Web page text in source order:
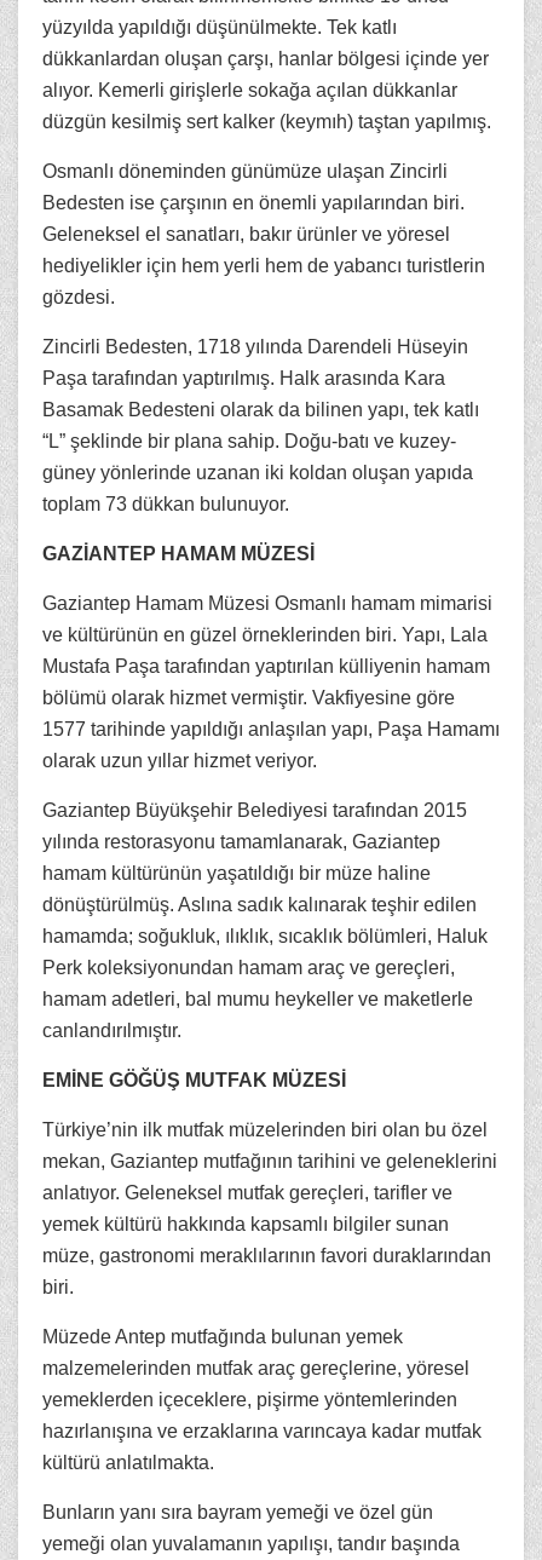
yüzyılda yapıldığı düşünülmekte. Tek katlı
dükkanlardan oluşan çarşı, hanlar bölgesi içinde yer
alıyor. Kemerli girişlerle sokağa açılan dükkanlar
düzgün kesilmiş sert kalker (keymıh) taştan yapılmış.
Osmanlı döneminden günümüze ulaşan Zincirli
Bedesten ise çarşının en önemli yapılarından biri.
Geleneksel el sanatları, bakır ürünler ve yöresel
hediyelikler için hem yerli hem de yabancı turistlerin
gözdesi.
Zincirli Bedesten, 1718 yılında Darendeli Hüseyin
Paşa tarafından yaptırılmış. Halk arasında Kara
Basamak Bedesteni olarak da bilinen yapı, tek katlı
“L” şeklinde bir plana sahip. Doğu-batı ve kuzey-
güney yönlerinde uzanan iki koldan oluşan yapıda
toplam 73 dükkan bulunuyor.
GAZİANTEP HAMAM MÜZESİ
Gaziantep Hamam Müzesi Osmanlı hamam mimarisi
ve kültürünün en güzel örneklerinden biri. Yapı, Lala
Mustafa Paşa tarafından yaptırılan külliyenin hamam
bölümü olarak hizmet vermiştir. Vakfiyesine göre
1577 tarihinde yapıldığı anlaşılan yapı, Paşa Hamamı
olarak uzun yıllar hizmet veriyor.
Gaziantep Büyükşehir Belediyesi tarafından 2015
yılında restorasyonu tamamlanarak, Gaziantep
hamam kültürünün yaşatıldığı bir müze haline
dönüştürülmüş. Aslına sadık kalınarak teşhir edilen
hamamda; soğukluk, ılıklık, sıcaklık bölümleri, Haluk
Perk koleksiyonundan hamam araç ve gereçleri,
hamam adetleri, bal mumu heykeller ve maketlerle
canlandırılmıştır.
EMİNE GÖĞÜŞ MUTFAK MÜZESİ
Türkiye’nin ilk mutfak müzelerinden biri olan bu özel
mekan, Gaziantep mutfağının tarihini ve geleneklerini
anlatıyor. Geleneksel mutfak gereçleri, tarifler ve
yemek kültürü hakkında kapsamlı bilgiler sunan
müze, gastronomi meraklılarının favori duraklarından
biri.
Müzede Antep mutfağında bulunan yemek
malzemelerinden mutfak araç gereçlerine, yöresel
yemeklerden içeceklere, pişirme yöntemlerinden
hazırlanışına ve erzaklarına varıncaya kadar mutfak
kültürü anlatılmakta.
Bunların yanı sıra bayram yemeği ve özel gün
yemeği olan yuvalamanın yapılışı, tandır başında